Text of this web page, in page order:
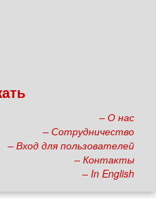
– О нас
– Сотрудничество
– Вход для пользователей
– Контакты
– In English